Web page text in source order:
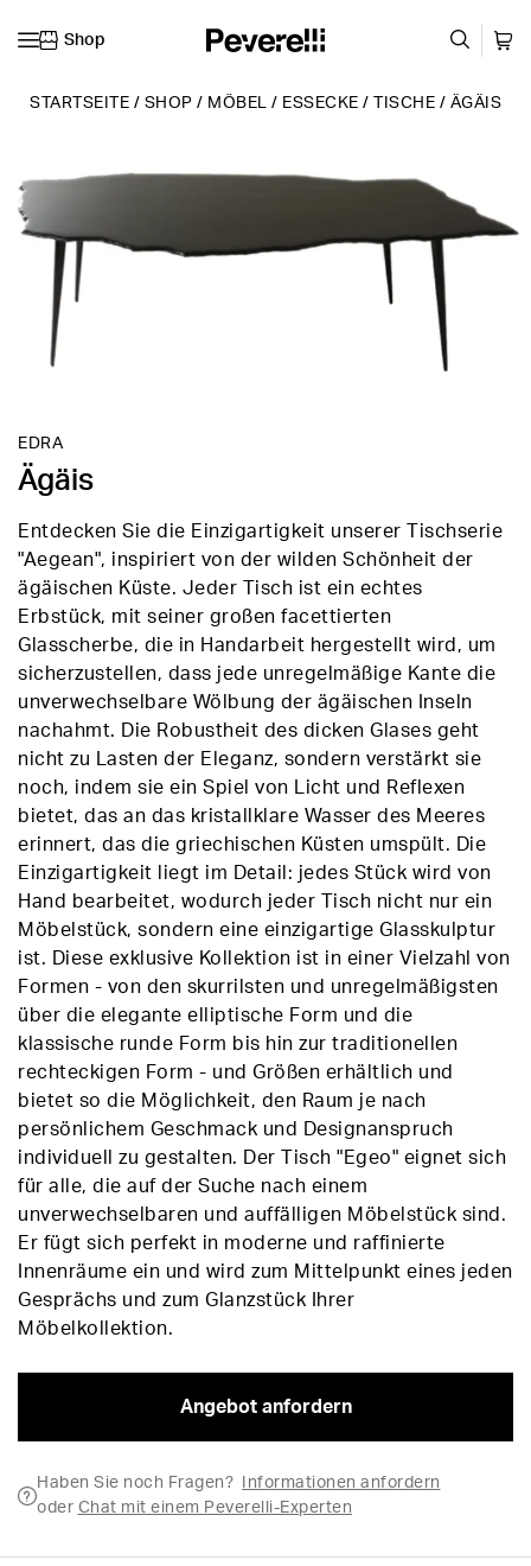
Shop
STARTSEITE / SHOP / MÖBEL / ESSECKE / TISCHE / ÄGÄIS
EDRA
Ägäis
Entdecken Sie die Einzigartigkeit unserer Tischserie
"Aegean", inspiriert von der wilden Schönheit der
ägäischen Küste. Jeder Tisch ist ein echtes
Erbstück, mit seiner großen facettierten
Glasscherbe, die in Handarbeit hergestellt wird, um
sicherzustellen, dass jede unregelmäßige Kante die
unverwechselbare Wölbung der ägäischen Inseln
nachahmt. Die Robustheit des dicken Glases geht
nicht zu Lasten der Eleganz, sondern verstärkt sie
noch, indem sie ein Spiel von Licht und Reflexen
bietet, das an das kristallklare Wasser des Meeres
erinnert, das die griechischen Küsten umspült. Die
Einzigartigkeit liegt im Detail: jedes Stück wird von
Hand bearbeitet, wodurch jeder Tisch nicht nur ein
Möbelstück, sondern eine einzigartige Glasskulptur
ist. Diese exklusive Kollektion ist in einer Vielzahl von
Formen - von den skurrilsten und unregelmäßigsten
über die elegante elliptische Form und die
klassische runde Form bis hin zur traditionellen
rechteckigen Form - und Größen erhältlich und
bietet so die Möglichkeit, den Raum je nach
persönlichem Geschmack und Designanspruch
individuell zu gestalten. Der Tisch "Egeo" eignet sich
für alle, die auf der Suche nach einem
unverwechselbaren und auffälligen Möbelstück sind.
Er fügt sich perfekt in moderne und raffinierte
Innenräume ein und wird zum Mittelpunkt eines jeden
Gesprächs und zum Glanzstück Ihrer
Möbelkollektion.
Angebot anfordern
Haben Sie noch Fragen?
Informationen anfordern
oder Chat mit einem Peverelli-Experten